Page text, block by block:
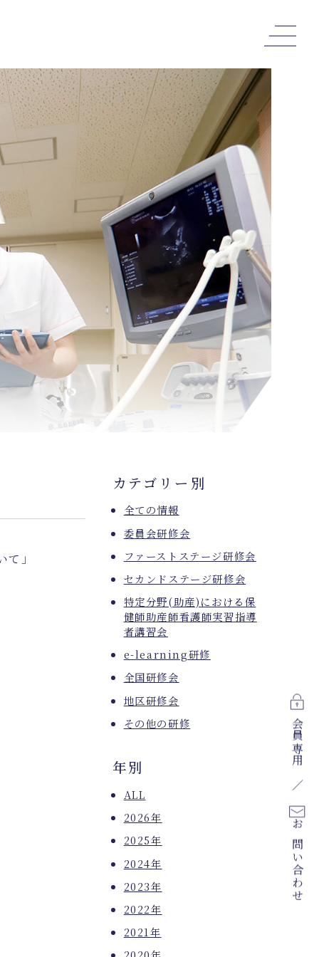
会員専用
お問い合わせ
」
カテゴリー別
全ての情報
委員会研修会
ファーストステージ研修会
セカンドステージ研修会
特定分野(助産)における保
健師助産師看護師実習指導
者講習会
e-learning研修
全国研修会
地区研修会
その他の研修
年別
ALL
2026年
2025年
2024年
2023年
2022年
2021年